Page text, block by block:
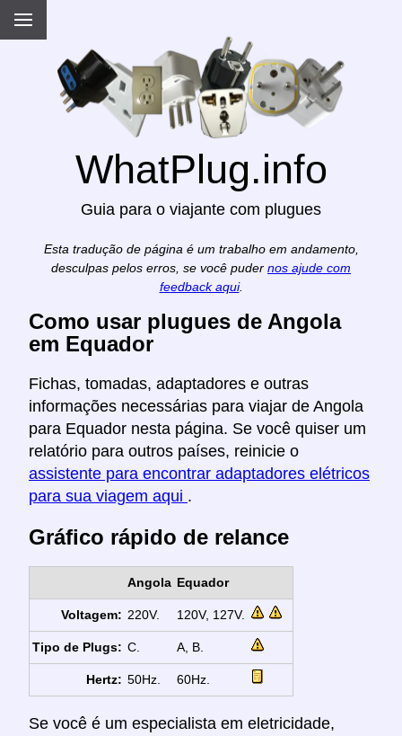
WhatPlug.info
Guia para o viajante com plugues
Esta tradução de página é um trabalho em andamento,
desculpas pelos erros, se você puder nos ajude com
feedback aqui.
Como usar plugues de Angola
em Equador
Fichas, tomadas, adaptadores e outras
informações necessárias para viajar de Angola
para Equador nesta página. Se você quiser um
relatório para outros países, reinicie o
assistente para encontrar adaptadores elétricos
para sua viagem aqui .
Gráfico rápido de relance
Angola Equador
Voltagem: 220V. 120V, 127V.
Tipo de Plugs: C. A, B.
Hertz: 50Hz. 60Hz.
Se você é um especialista em eletricidade,